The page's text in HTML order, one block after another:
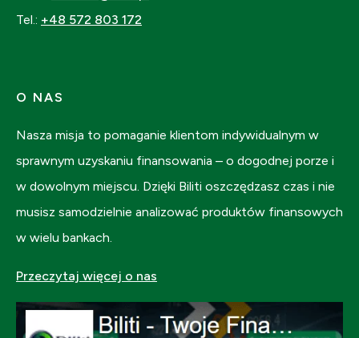
Tel.: +48 572 803 172
O NAS
Nasza misja to pomaganie klientom indywidualnym w
sprawnym uzyskaniu finansowania – o dogodnej porze i
w dowolnym miejscu. Dzięki Biliti oszczędzasz czas i nie
musisz samodzielnie analizować produktów finansowych
w wielu bankach.
Przeczytaj więcej o nas